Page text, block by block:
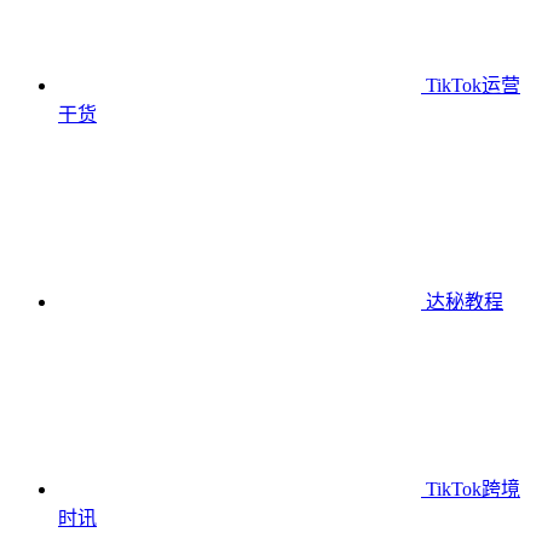
TikTok运营
干货
达秘教程
TikTok跨境
时讯